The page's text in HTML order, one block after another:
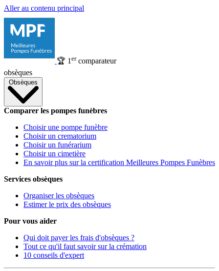
Aller au contenu principal
🏆 1 ercomparateur
obsèques
Obsèques
Comparer les pompes funèbres
Choisir une pompe funèbre
Choisir un crematorium
Choisir un funérarium
Choisir un cimetière
En savoir plus sur la certification Meilleures Pompes Funèbres
Services obsèques
Organiser les obsèques
Estimer le prix des obsèques
Pour vous aider
Qui doit payer les frais d'obsèques ?
Tout ce qu'il faut savoir sur la crémation
10 conseils d'expert